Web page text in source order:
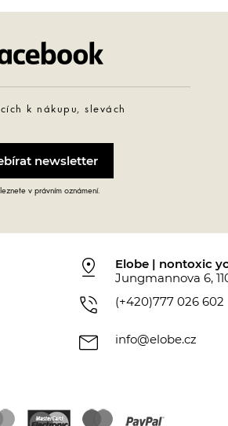
k nákupu, slevách
v právním oznámení.
pin_drop
Elobe | nontoxic
Jungmannova 6,
phone_in_talk (+420)777 026 602
mail info@elobe.cz